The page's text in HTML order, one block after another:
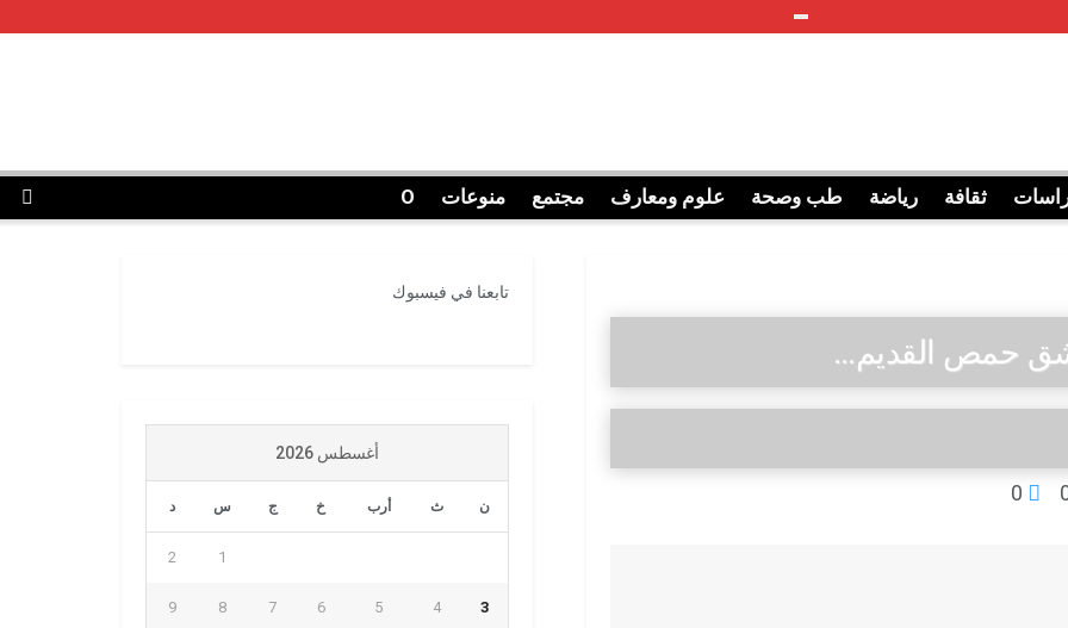
ثقافة رياضة طب وصحة علوم ومعارف مجتمع منوعات O
حمص القديم…
0
تابعنا في فيسبوك
أغسطس 2026
ن ث أرب خ ج س د
1
2
3
4
5
6
7
8
9